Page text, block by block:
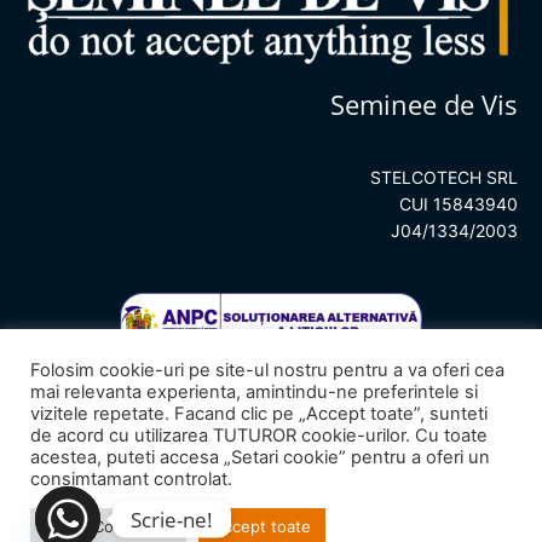
Seminee de Vis
STELCOTECH SRL
CUI 15843940
J04/1334/2003
© 2023Seminee de Vis– All rights reserved.
Folosim cookie-uri pe site-ul nostru pentru a va oferi cea
mai relevanta experienta, amintindu-ne preferintele si
vizitele repetate. Facand clic pe „Accept toate”, sunteti
de acord cu utilizarea TUTUROR cookie-urilor. Cu toate
acestea, puteti accesa „Setari cookie” pentru a oferi un
consimtamant controlat.
Setari Cookie-uri Accept toate
Scrie-ne!